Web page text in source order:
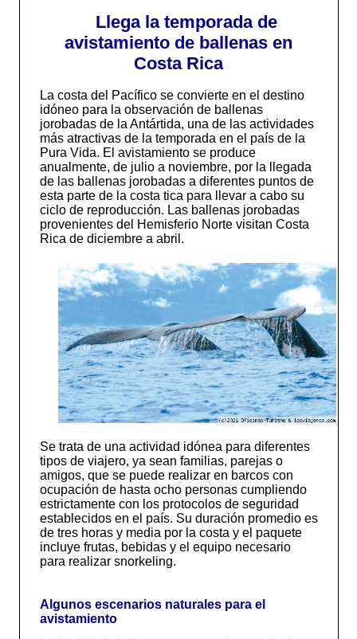
Llega la temporada de
avistamiento de ballenas en
Costa Rica
La costa del Pacífico se convierte en el destino
idóneo para la observación de ballenas
jorobadas de la Antártida, una de las actividades
más atractivas de la temporada en el país de la
Pura Vida. El avistamiento se produce
anualmente, de julio a noviembre, por la llegada
de las ballenas jorobadas a diferentes puntos de
esta parte de la costa tica para llevar a cabo su
ciclo de reproducción. Las ballenas jorobadas
provenientes del Hemisferio Norte visitan Costa
Rica de diciembre a abril.
Se trata de una actividad idónea para diferentes
tipos de viajero, ya sean familias, parejas o
amigos, que se puede realizar en barcos con
ocupación de hasta ocho personas cumpliendo
estrictamente con los protocolos de seguridad
establecidos en el país. Su duración promedio es
de tres horas y media por la costa y el paquete
incluye frutas, bebidas y el equipo necesario
para realizar snorkeling.
Algunos escenarios naturales para el
avistamiento